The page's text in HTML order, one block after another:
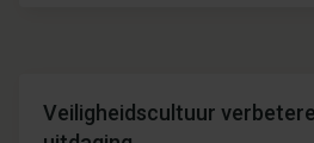
Veiligheidscultuur